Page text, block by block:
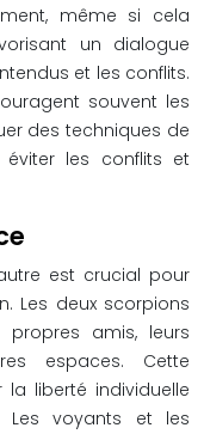
même si cela
un dialogue
et les conflits.
souvent les
des techniques de
les conflits et
est crucial pour
Les deux scorpions
propres amis, leurs
espaces. Cette
liberté individuelle
Les voyants et les